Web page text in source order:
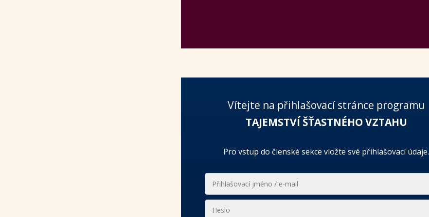
Vítejte na přihlašovací stránce programu
TAJEMSTVÍ ŠŤASTNÉHO VZTAHU
Pro vstup do členské sekce vložte své přihlašovací údaje.